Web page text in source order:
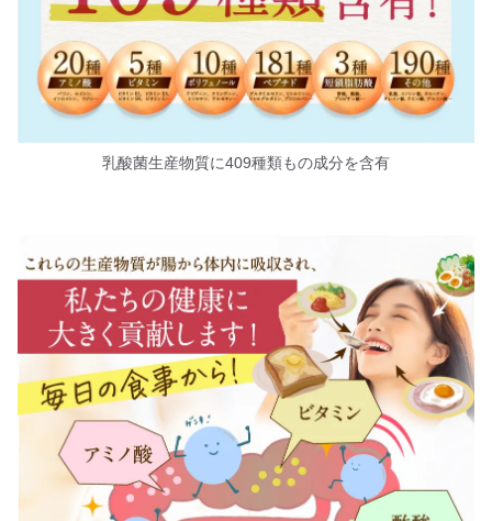
乳酸菌生産物質に409種類もの成分を含有